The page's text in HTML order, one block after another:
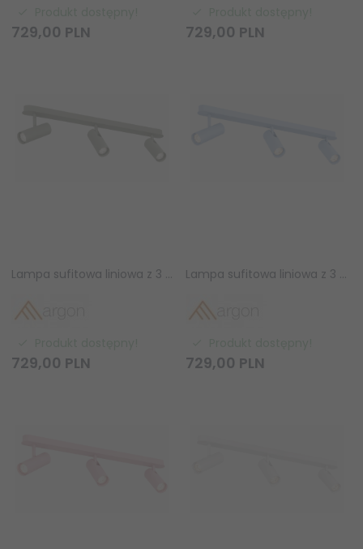
729,00 PLN 729,00 PLN
Lampa sufitowa liniowa z 3 reflektorami regulowana zielona minimalistyczna uniwersalna LINCA 6371 Argon
729,00 PLN
Lampa sufitowa liniowa z 3 reflektorami regulowana niebieska minimalistyczna uniwersalna LINCA 6370 Argon
729,00 PLN